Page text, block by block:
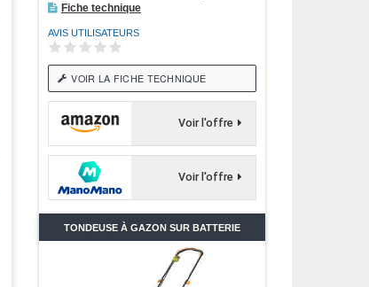
Fiche technique
AVIS UTILISATEURS
VOIR LA FICHE TECHNIQUE
Voir l'offre
Voir l'offre
TONDEUSE À GAZON SUR BATTERIE